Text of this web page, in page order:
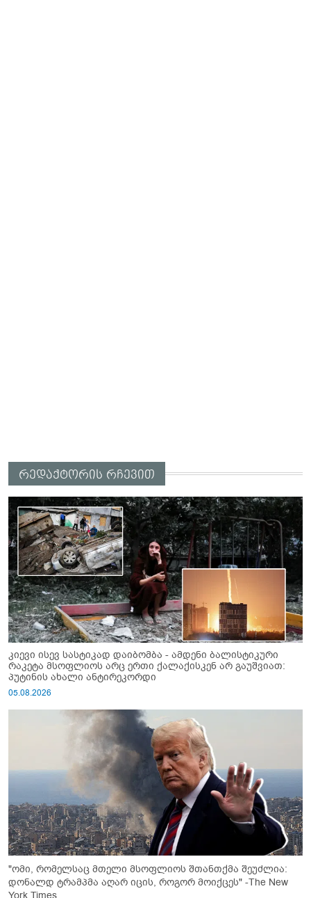
რედაქტორის რჩევით
კიევი ისევ სასტიკად დაიბომბა - ამდენი ბალისტიკური
რაკეტა მსოფლიოს არც ერთი ქალაქისკენ არ გაუშვიათ:
პუტინის ახალი ანტირეკორდი
05.08.2026
"ომი, რომელსაც მთელი მსოფლიოს შთანთქმა შეუძლია:
დონალდ ტრამპმა აღარ იცის, როგორ მოიქცეს" -The New
York Times